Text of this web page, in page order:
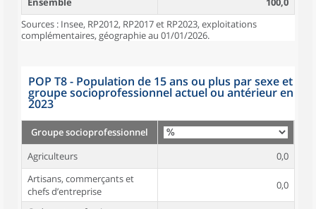
Sources : Insee, RP2012, RP2017 et RP2023, exploitations
complémentaires, géographie au 01/01/2026.
POP T8 - Population de 15 ans ou plus par sexe et
groupe socioprofessionnel actuel ou antérieur en
2023
Groupe socioprofessionnel
Agriculteurs
0,0
Artisans, commerçants et
chefs d’entreprise
0,0